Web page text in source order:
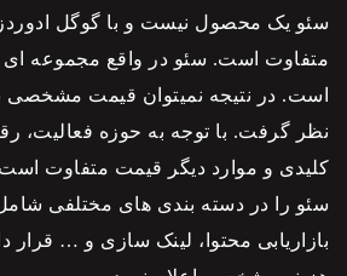
سئو یک محصول نیست و با گوگل ادوردز
متفاوت است. سئو در واقع مجموعه
است. در نتیجه نمیتوان قیمت مشخصی
نظر گرفت. با توجه به حوزه فعالیت،
کلیدی و موارد دیگر قیمت متفاوت
سئو را در دسته بندی های مختلفی
بازاریابی محتوا، لینک سازی و … قرار